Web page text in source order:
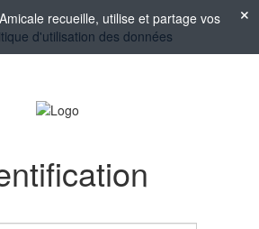
recueille, utilise et partage vos
d'utilisation des données